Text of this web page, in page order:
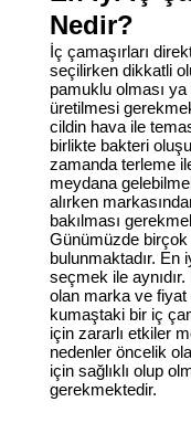
Nedir?
İç çamaşırları
seçilirken dikkatli
pamuklu olması
üretilmesi
cildin hava ile
birlikte bakteri
zamanda terleme
meydana
alırken
bakılması
Günümüzde birçok
bulunmaktadır. En
seçmek ile aynıdır.
olan marka ve fiyat
kumaştaki bir iç
için zararlı etkiler
nedenler öncelik
için sağlıklı olup
gerekmektedir.